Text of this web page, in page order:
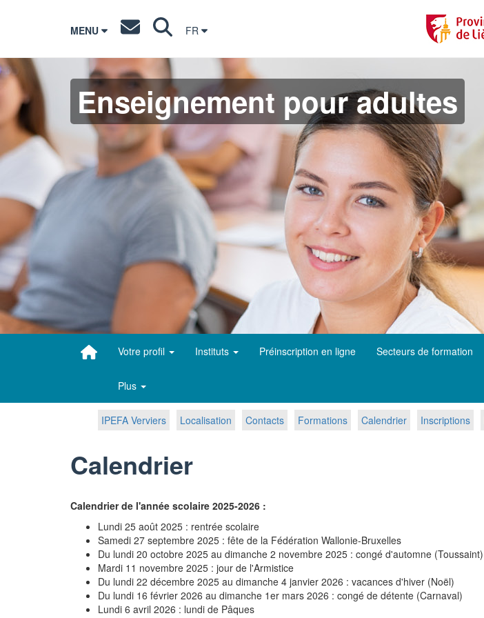
MENU FR
Enseignement pour adultes
Votre profil Instituts Préinscription en ligne Secteurs de formation
Plus
IPEFA Verviers Localisation Contacts Formations Calendrier Inscriptions
Calendrier
Calendrier de l'année scolaire 2025-2026 :
Lundi 25 août 2025 : rentrée scolaire
Samedi 27 septembre 2025 : fête de la Fédération Wallonie-Bruxelles
Du lundi 20 octobre 2025 au dimanche 2 novembre 2025 : congé d'automne (Toussaint)
Mardi 11 novembre 2025 : jour de l'Armistice
Du lundi 22 décembre 2025 au dimanche 4 janvier 2026 : vacances d'hiver (Noël)
Du lundi 16 février 2026 au dimanche 1er mars 2026 : congé de détente (Carnaval)
Lundi 6 avril 2026 : lundi de Pâques